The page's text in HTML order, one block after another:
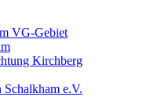
VG-Gebiet
Kirchberg
e.V.